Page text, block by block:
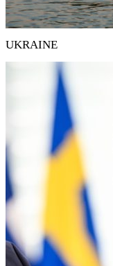
UKRAINE